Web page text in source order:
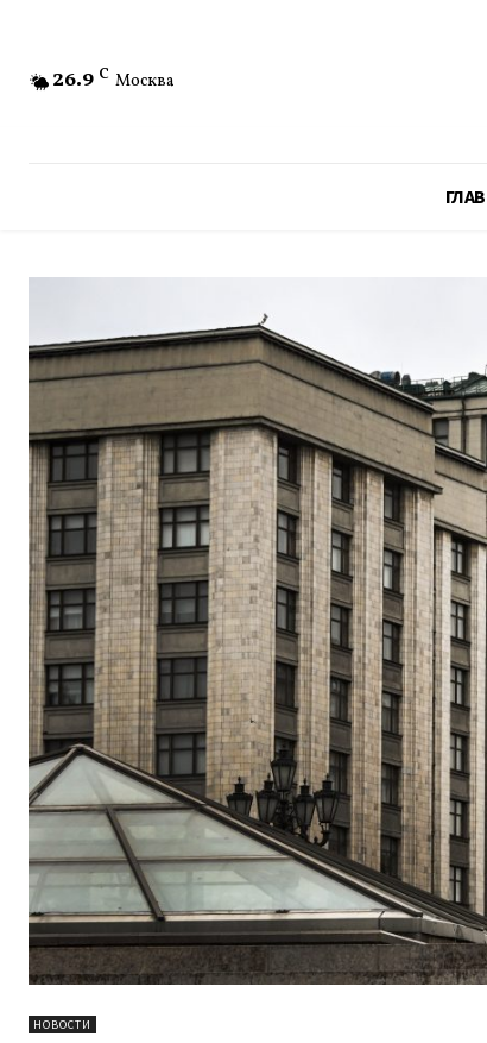
26.9 C Москва
НОВОСТИ